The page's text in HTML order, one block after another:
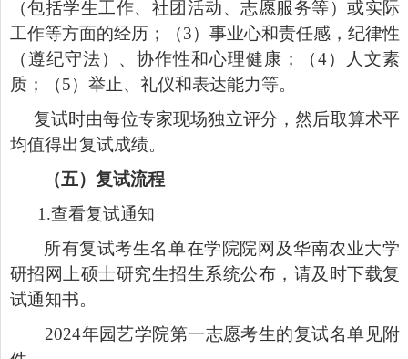
（包括学生工作、社团活动、志愿服务等）或实际
工作等方面的经历；（3）事业心和责任感，纪律性
（遵纪守法）、协作性和心理健康；（4）人文素
质；（5）举止、礼仪和表达能力等。
复试时由每位专家现场独立评分，然后取算术平
均值得出复试成绩。
（五）复试流程
1.查看复试通知
所有复试考生名单在学院院网及华南农业大学
研招网上硕士研究生招生系统公布，请及时下载复
试通知书。
2024年园艺学院第一志愿考生的复试名单见附